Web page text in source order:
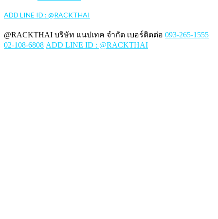
ADD LINE ID : @RACKTHAI
@RACKTHAI บริษัท แนปเทค จำกัด เบอร์ติดต่อ 093-265-1555
02-108-6808 ADD LINE ID : @RACKTHAI